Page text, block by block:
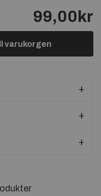
99,00kr
varukorgen